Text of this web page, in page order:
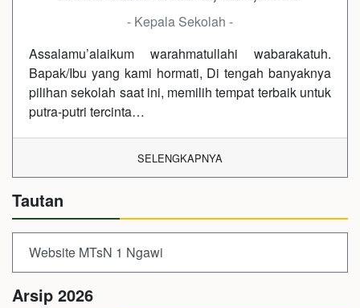
- Kepala Sekolah -
Assalamu’alaikum warahmatullahi wabarakatuh.
Bapak/Ibu yang kami hormati, Di tengah banyaknya
pilihan sekolah saat ini, memilih tempat terbaik untuk
putra-putri tercinta…
SELENGKAPNYA
Tautan
Website MTsN 1 Ngawi
Arsip 2026